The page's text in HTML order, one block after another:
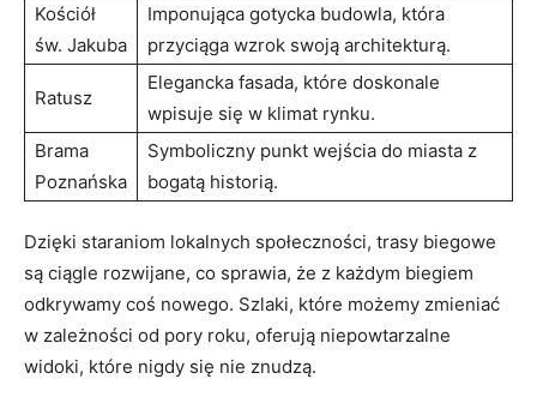
Kościół
św. Jakuba
Imponująca gotycka budowla, która
‍przyciąga wzrok swoją ⁢architekturą.
Ratusz
Elegancka fasada, które doskonale
wpisuje się w klimat rynku.
Brama
⁢Poznańska
Symboliczny ‍punkt wejścia do miasta z
⁣bogatą⁤ historią.
Dzięki staraniom lokalnych​ społeczności, trasy biegowe
są⁤ ciągle rozwijane, co sprawia, że z⁤ każdym biegiem⁤
odkrywamy coś nowego. ​Szlaki, które możemy‌ zmieniać
w zależności‍ od pory ⁤roku,‌ oferują niepowtarzalne
widoki, które ​nigdy się ‍nie ⁤znudzą.